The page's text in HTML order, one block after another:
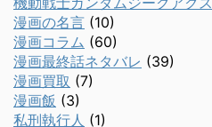
漫画の名言 (10)
漫画コラム (60)
漫画最終話ネタバレ (39)
漫画買取 (7)
漫画飯 (3)
私刑執行人 (1)